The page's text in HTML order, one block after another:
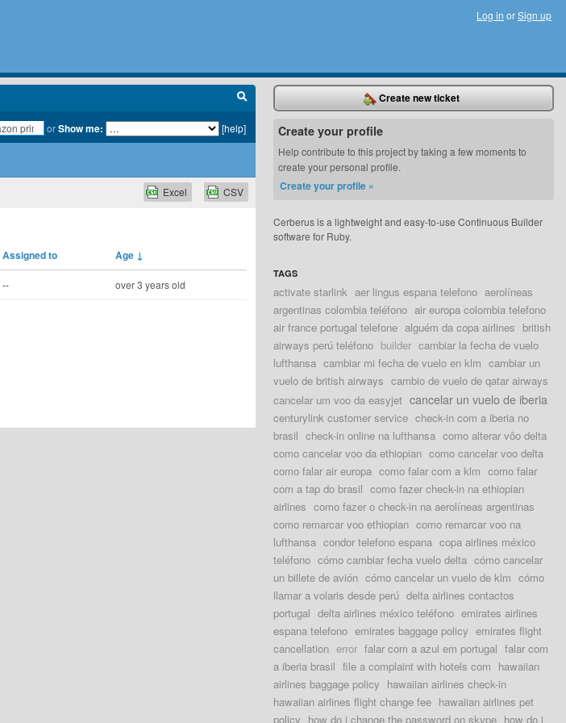
Log in orSign up
orShow me: [help]
CSV
Excel
Assigned to Age ↓
-- over 3 years old
Create new ticket
Create your profile
Help contribute to this project by taking a few moments to
create your personal profile.
Create your profile »
Cerberus is a lightweight and easy-to-use Continuous Builder
software for Ruby.
TAGS
activate starlink aer lingus espana telefono aerolíneas
argentinas colombia teléfono air europa colombia telefono
air france portugal telefone alguém da copa airlines british
airways perú teléfono builder cambiar la fecha de vuelo
lufthansa cambiar mi fecha de vuelo en klm cambiar un
vuelo de british airways cambio de vuelo de qatar airways
cancelar um voo da easyjet cancelar un vuelo de iberia
centurylink customer service check-in com a iberia no
brasil check-in online na lufthansa como alterar vôo delta
como cancelar voo da ethiopian como cancelar voo delta
como falar air europa como falar com a klm como falar
com a tap do brasil como fazer check-in na ethiopian
airlines como fazer o check-in na aerolíneas argentinas
como remarcar voo ethiopian como remarcar voo na
lufthansa condor telefono espana copa airlines méxico
teléfono cómo cambiar fecha vuelo delta cómo cancelar
un billete de avión cómo cancelar un vuelo de klm cómo
llamar a volaris desde perú delta airlines contactos
portugal delta airlines méxico teléfono emirates airlines
espana telefono emirates baggage policy emirates flight
cancellation error falar com a azul em portugal falar com
a iberia brasil file a complaint with hotels com hawaiian
airlines baggage policy hawaiian airlines check-in
hawaiian airlines flight change fee hawaiian airlines pet
policy how do i change the password on skype how do i